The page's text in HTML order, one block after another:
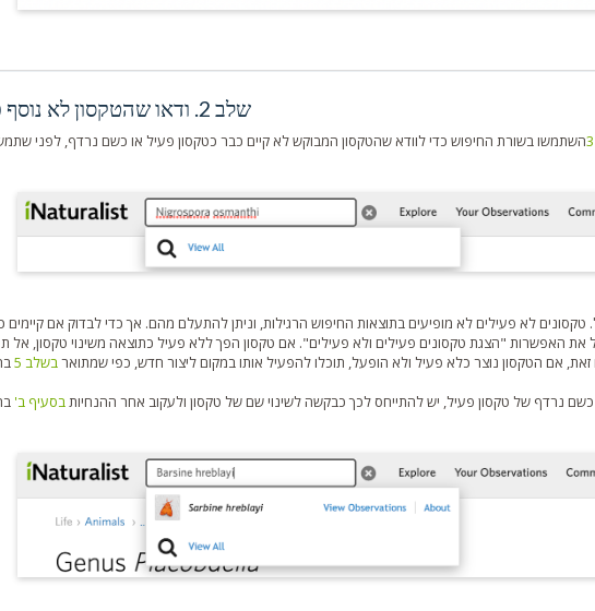
שלב 2. ודאו שהטקסון לא נוסף כבר
השתמשו בשורת החיפוש כדי לוודא שהטקסון המבוקש לא קיים כבר כטקסון פעיל או כשם נרדף, לפני
לא פעילים לא מופיעים בתוצאות החיפוש הרגילות, וניתן להתעלם מהם. אך כדי לבדוק אם
את האפשרות "הצגת טקסונים פעילים ולא פעילים". אם טקסון הפך ללא פעיל כתוצאה משינוי טקסון, אל
אם הטקסון נוצר כלא פעיל ולא הופעל, תוכלו להפעיל אותו במקום ליצור חדש, כפי שמתוארבשלב 5
נרדף של טקסון פעיל, יש להתייחס לכך כבקשה לשינוי שם של טקסון ולעקוב אחר ההנחיותבסעיף ב'